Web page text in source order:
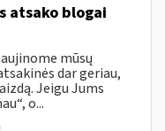
atsako blogai
mūsų
dar geriau,
Jeigu Jums
o...